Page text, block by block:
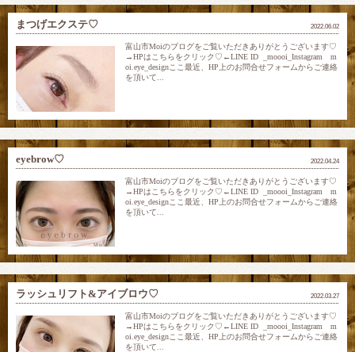
2022.06.02
まつげエクステ♡
富山市Moiのブログをご覧いただきありがとうございます♡
→HPはこちらをクリック♡←LINE ID _moooi_Instagram m
oi.eye_designここ最近、HP上のお問合せフォームからご連絡
を頂いて...
2022.04.24
eyebrow♡
富山市Moiのブログをご覧いただきありがとうございます♡
→HPはこちらをクリック♡←LINE ID _moooi_Instagram m
oi.eye_designここ最近、HP上のお問合せフォームからご連絡
を頂いて...
2022.03.27
ラッシュリフト&アイブロウ♡
富山市Moiのブログをご覧いただきありがとうございます♡
→HPはこちらをクリック♡←LINE ID _moooi_Instagram m
oi.eye_designここ最近、HP上のお問合せフォームからご連絡
を頂いて...